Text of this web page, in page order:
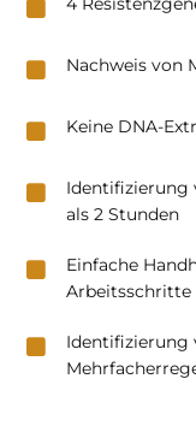
Nachweis von
Keine DNA-
Identifizierung
als 2 Stunden
Einfache
Arbeitsschritte
Identifizierung